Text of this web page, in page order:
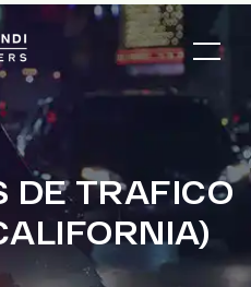
DE TRAFICO